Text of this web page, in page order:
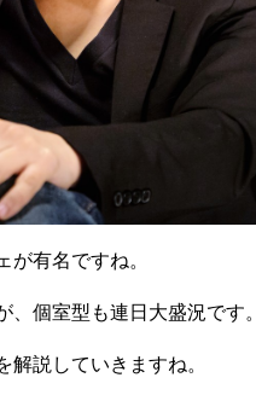
有名ですね。
個室型も連日大盛況です。
説していきますね。